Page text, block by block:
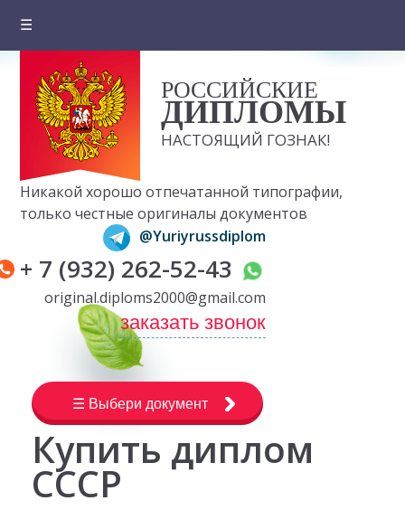
☰
О компании
Цены на документы
Вопросы и ответы
Отзывы клиентов
Оплата и доставка
Контакты
РОССИЙСКИЕ
ДИПЛОМЫ
НАСТОЯЩИЙ ГОЗНАК!
Никакой хорошо отпечатанной типографии,
только честные оригиналы документов
@Yuriyrussdiplom
+ 7 (932) 262-52-43
original.diploms2000@gmail.com
заказать звонок
☰ Выбери документ
Купить диплом
СССР